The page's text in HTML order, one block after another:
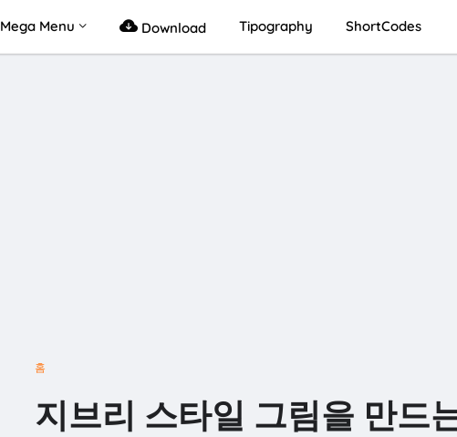
Mega Menu Download Tipography ShortCodes
홈
지브리 스타일 그림을 만드